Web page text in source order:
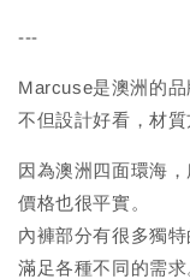
---
Marcuse是澳洲的品
不但設計好看，材質
因為澳洲四面環海
價格也很平實。
內褲部分有很多獨
滿足各種不同的需求